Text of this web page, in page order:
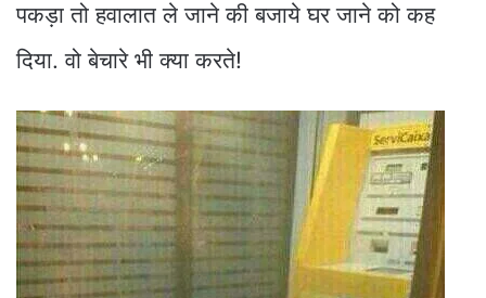
पकड़ा तो हवालात ले जाने की बजाये घर जाने को कह
दिया. वो बेचारे भी क्या करते!